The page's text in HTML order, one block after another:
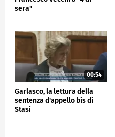
sera"
00:54
Garlasco, la lettura della
sentenza d'appello bis di
Stasi